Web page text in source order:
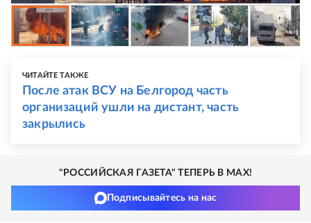
ЧИТАЙТЕ ТАКЖЕ
После атак ВСУ на Белгород часть
организаций ушли на дистант, часть
закрылись
"РОССИЙСКАЯ ГАЗЕТА" ТЕПЕРЬ В MAX!
Подписывайтесь на нас